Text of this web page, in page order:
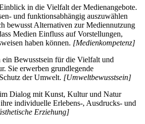
in die Vielfalt der Medienangebote.
und funktionsabhängig auszuwählen
bewusst Alternativen zur Mediennutzung
Medien Einfluss auf Vorstellungen,
haben können. [Medienkompetenz]
Bewusstsein für die Vielfalt und
Sie erwerben grundlegende
der Umwelt. [Umweltbewusstsein]
Dialog mit Kunst, Kultur und Natur
individuelle Erlebens-, Ausdrucks- und
Erziehung]